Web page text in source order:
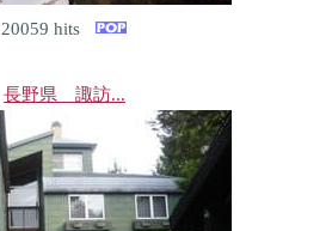
20059 hits
長野県 諏訪...